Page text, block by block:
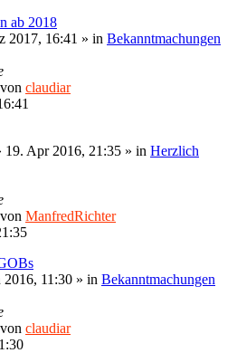
ab 2018
2017, 16:41 » in Bekanntmachungen
von claudiar
19. Apr 2016, 21:35 » in Herzlich
von ManfredRichter
2016, 11:30 » in Bekanntmachungen
von claudiar